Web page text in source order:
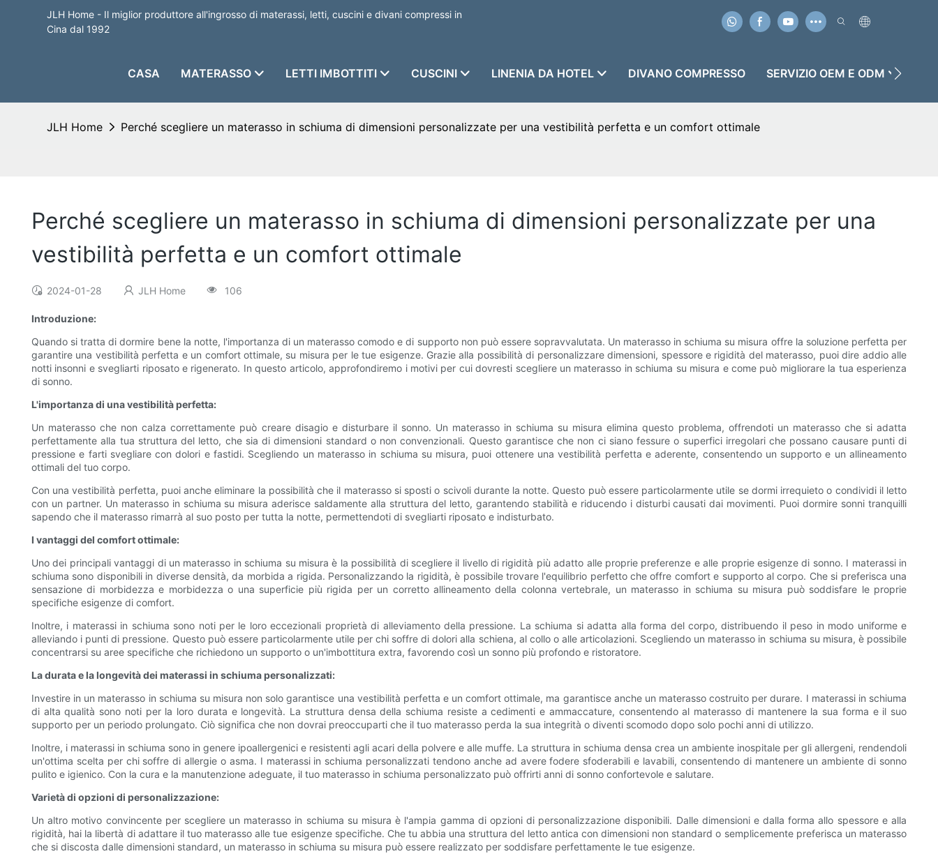
JLH Home - Il miglior produttore all'ingrosso di materassi, letti, cuscini e divani compressi in
Cina dal 1992
CASA MATERASSO LETTI IMBOTTITI CUSCINI LINENIA DA HOTEL DIVANO COMPRESSO SERVIZIO OEM E ODM
JLH Home Perché scegliere un materasso in schiuma di dimensioni personalizzate per una vestibilità perfetta e un comfort ottimale
Perché scegliere un materasso in schiuma di dimensioni personalizzate per una
vestibilità perfetta e un comfort ottimale
2024-01-28 JLH Home 106
Introduzione:
Quando si tratta di dormire bene la notte, l'importanza di un materasso comodo e di supporto non può essere sopravvalutata. Un materasso in schiuma su misura offre la soluzione perfetta per
garantire una vestibilità perfetta e un comfort ottimale, su misura per le tue esigenze. Grazie alla possibilità di personalizzare dimensioni, spessore e rigidità del materasso, puoi dire addio alle
notti insonni e svegliarti riposato e rigenerato. In questo articolo, approfondiremo i motivi per cui dovresti scegliere un materasso in schiuma su misura e come può migliorare la tua esperienza
di sonno.
L'importanza di una vestibilità perfetta:
Un materasso che non calza correttamente può creare disagio e disturbare il sonno. Un materasso in schiuma su misura elimina questo problema, offrendoti un materasso che si adatta
perfettamente alla tua struttura del letto, che sia di dimensioni standard o non convenzionali. Questo garantisce che non ci siano fessure o superfici irregolari che possano causare punti di
pressione e farti svegliare con dolori e fastidi. Scegliendo un materasso in schiuma su misura, puoi ottenere una vestibilità perfetta e aderente, consentendo un supporto e un allineamento
ottimali del tuo corpo.
Con una vestibilità perfetta, puoi anche eliminare la possibilità che il materasso si sposti o scivoli durante la notte. Questo può essere particolarmente utile se dormi irrequieto o condividi il letto
con un partner. Un materasso in schiuma su misura aderisce saldamente alla struttura del letto, garantendo stabilità e riducendo i disturbi causati dai movimenti. Puoi dormire sonni tranquilli
sapendo che il materasso rimarrà al suo posto per tutta la notte, permettendoti di svegliarti riposato e indisturbato.
I vantaggi del comfort ottimale:
Uno dei principali vantaggi di un materasso in schiuma su misura è la possibilità di scegliere il livello di rigidità più adatto alle proprie preferenze e alle proprie esigenze di sonno. I materassi in
schiuma sono disponibili in diverse densità, da morbida a rigida. Personalizzando la rigidità, è possibile trovare l'equilibrio perfetto che offre comfort e supporto al corpo. Che si preferisca una
sensazione di morbidezza e morbidezza o una superficie più rigida per un corretto allineamento della colonna vertebrale, un materasso in schiuma su misura può soddisfare le proprie
specifiche esigenze di comfort.
Inoltre, i materassi in schiuma sono noti per le loro eccezionali proprietà di alleviamento della pressione. La schiuma si adatta alla forma del corpo, distribuendo il peso in modo uniforme e
alleviando i punti di pressione. Questo può essere particolarmente utile per chi soffre di dolori alla schiena, al collo o alle articolazioni. Scegliendo un materasso in schiuma su misura, è possibile
concentrarsi su aree specifiche che richiedono un supporto o un'imbottitura extra, favorendo così un sonno più profondo e ristoratore.
La durata e la longevità dei materassi in schiuma personalizzati:
Investire in un materasso in schiuma su misura non solo garantisce una vestibilità perfetta e un comfort ottimale, ma garantisce anche un materasso costruito per durare. I materassi in schiuma
di alta qualità sono noti per la loro durata e longevità. La struttura densa della schiuma resiste a cedimenti e ammaccature, consentendo al materasso di mantenere la sua forma e il suo
supporto per un periodo prolungato. Ciò significa che non dovrai preoccuparti che il tuo materasso perda la sua integrità o diventi scomodo dopo solo pochi anni di utilizzo.
Inoltre, i materassi in schiuma sono in genere ipoallergenici e resistenti agli acari della polvere e alle muffe. La struttura in schiuma densa crea un ambiente inospitale per gli allergeni, rendendoli
un'ottima scelta per chi soffre di allergie o asma. I materassi in schiuma personalizzati tendono anche ad avere fodere sfoderabili e lavabili, consentendo di mantenere un ambiente di sonno
pulito e igienico. Con la cura e la manutenzione adeguate, il tuo materasso in schiuma personalizzato può offrirti anni di sonno confortevole e salutare.
Varietà di opzioni di personalizzazione:
Un altro motivo convincente per scegliere un materasso in schiuma su misura è l'ampia gamma di opzioni di personalizzazione disponibili. Dalle dimensioni e dalla forma allo spessore e alla
rigidità, hai la libertà di adattare il tuo materasso alle tue esigenze specifiche. Che tu abbia una struttura del letto antica con dimensioni non standard o semplicemente preferisca un materasso
che si discosta dalle dimensioni standard, un materasso in schiuma su misura può essere realizzato per soddisfare perfettamente le tue esigenze.